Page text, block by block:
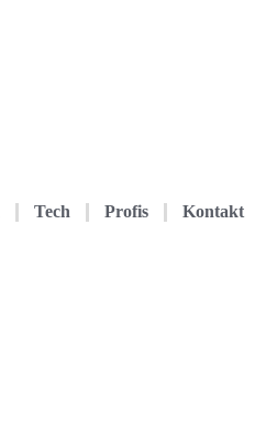
Tech Profis Kontakt